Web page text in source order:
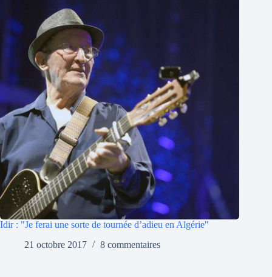
Idir : "Je ferai une sorte de tournée d’adieu en Algérie"
21 octobre 2017
8 commentaires